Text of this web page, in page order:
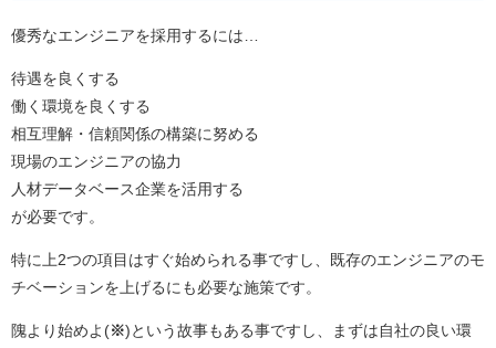
優秀なエンジニアを採用するには…
待遇を良くする
働く環境を良くする
相互理解・信頼関係の構築に努める
現場のエンジニアの協力
人材データベース企業を活用する
が必要です。
特に上2つの項目はすぐ始められる事ですし、既存のエンジニアのモ
チベーションを上げるにも必要な施策です。
隗より始めよ(※)という故事もある事ですし、まずは自社の良い環